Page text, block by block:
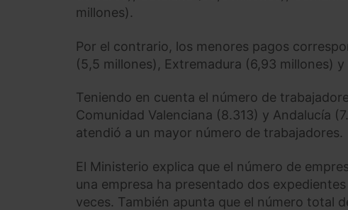
millones).
Por el contrario, los menores pagos
(5,5 millones), Extremadura (6,93 millones)
Teniendo en cuenta el número de
Comunidad Valenciana (8.313) y Andalucía
atendió a un mayor número de trabajadores.
El Ministerio explica que el número de
una empresa ha presentado dos
veces. También apunta que el número total